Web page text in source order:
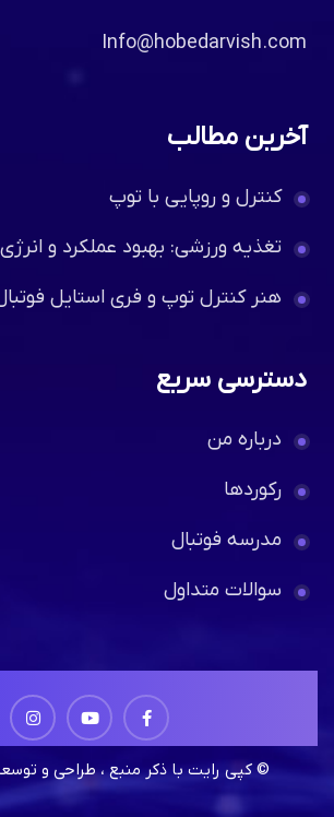
Info@hobedarvish.com
آخرین مطالب
کنترل و روپایی با توپ
تغذیه ورزشی: بهبود عملکرد و انرژی
هنر کنترل توپ و فری استایل
دسترسی سریع
درباره من
رکوردها
مدرسه فوتبال
سوالات متداول
© کپی رایت با ذکر منبع ، طراحی و